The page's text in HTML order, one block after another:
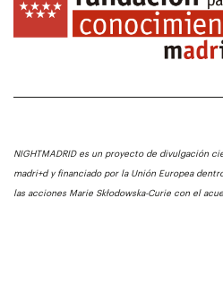
NIGHTMADRID es un proyecto de divulgación
madri+d y financiado por la Unión Europea
las acciones Marie Skłodowska-Curie con el